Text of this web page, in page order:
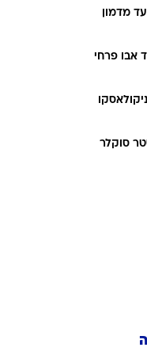
מדמון
אבו פרחי
ניקולאסקו
סוקלר